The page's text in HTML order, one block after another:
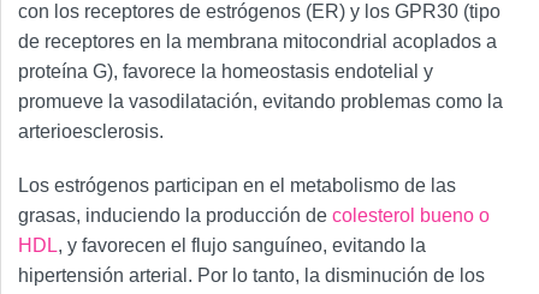
con los receptores de estrógenos (ER) y los GPR30 (tipo
de receptores en la membrana mitocondrial acoplados a
proteína G), favorece la homeostasis endotelial y
promueve la vasodilatación, evitando problemas como la
arterioesclerosis.
Los estrógenos participan en el metabolismo de las
grasas, induciendo la producción de colesterol bueno o
HDL, y favorecen el flujo sanguíneo, evitando la
hipertensión arterial. Por lo tanto, la disminución de los